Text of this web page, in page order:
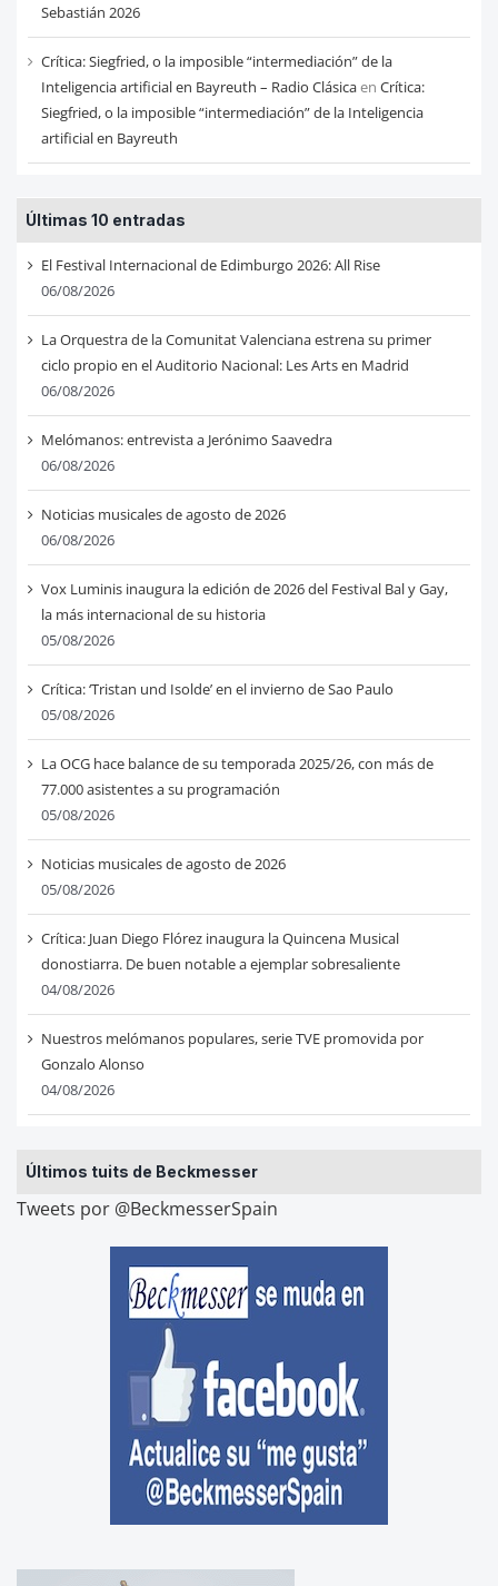
Sebastián 2026
Crítica: Siegfried, o la imposible “intermediación” de la
Inteligencia artificial en Bayreuth – Radio Clásicaen Crítica:
Siegfried, o la imposible “intermediación” de la Inteligencia
artificial en Bayreuth
Últimas 10 entradas
El Festival Internacional de Edimburgo 2026: All Rise
06/08/2026
La Orquestra de la Comunitat Valenciana estrena su primer
ciclo propio en el Auditorio Nacional: Les Arts en Madrid
06/08/2026
Melómanos: entrevista a Jerónimo Saavedra
06/08/2026
Noticias musicales de agosto de 2026
06/08/2026
Vox Luminis inaugura la edición de 2026 del Festival Bal y Gay,
la más internacional de su historia
05/08/2026
Crítica: ‘Tristan und Isolde’ en el invierno de Sao Paulo
05/08/2026
La OCG hace balance de su temporada 2025/26, con más de
77.000 asistentes a su programación
05/08/2026
Noticias musicales de agosto de 2026
05/08/2026
Crítica: Juan Diego Flórez inaugura la Quincena Musical
donostiarra. De buen notable a ejemplar sobresaliente
04/08/2026
Nuestros melómanos populares, serie TVE promovida por
Gonzalo Alonso
04/08/2026
Últimos tuits de Beckmesser
Tweets por @BeckmesserSpain